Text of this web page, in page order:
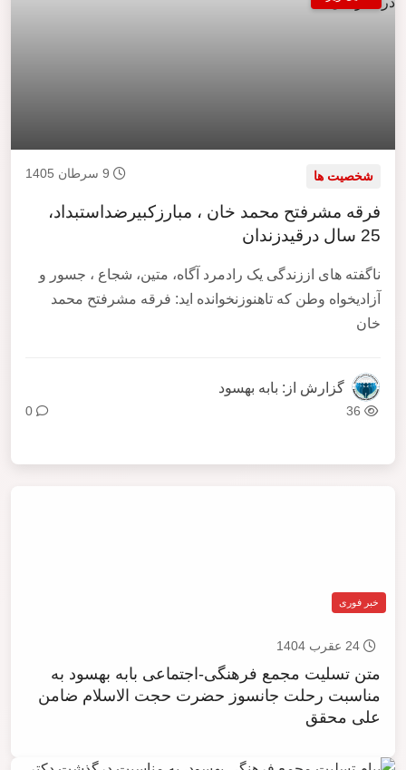
شخصیت ها
فرقه مشرفتح محمد خان ، مبارزکبیرضداستبداد،
25 سال درقیدزندان
ناگفته های اززندگی یک رادمرد آگاه، متین، شجاع ، جسور و
آزادیخواه وطن که تاهنوزنخوانده اید: فرقه مشرفتح محمد
خان
گزارش از: بابه بهسود
خبر فوری
متن تسلیت مجمع فرهنگی-اجتماعی بابه بهسود به
مناسبت رحلت جانسوز حضرت حجت الاسلام ضامن
علی محقق